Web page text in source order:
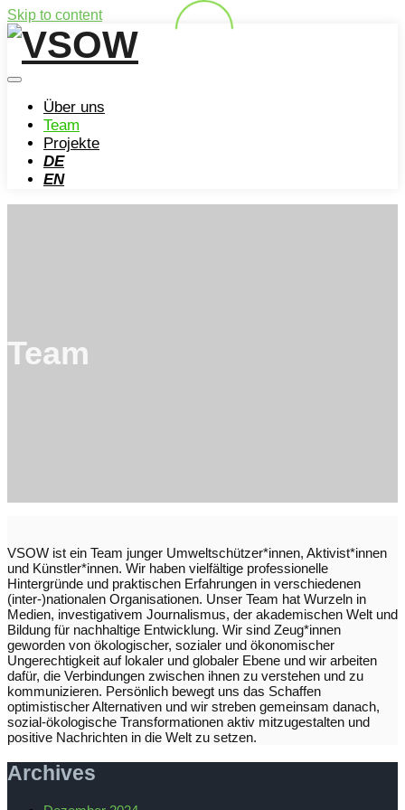
Skip to content
Über uns
Team
Projekte
DE
EN
Team
VSOW ist ein Team junger Umweltschützer*innen, Aktivist*innen
und Künstler*innen. Wir haben vielfältige professionelle
Hintergründe und praktischen Erfahrungen in verschiedenen
(inter-)nationalen Organisationen. Unser Team hat Wurzeln in
Medien, investigativem Journalismus, der akademischen Welt und
Bildung für nachhaltige Entwicklung. Wir sind Zeug*innen
geworden von ökologischer, sozialer und ökonomischer
Ungerechtigkeit auf lokaler und globaler Ebene und wir arbeiten
dafür, die Verbindungen zwischen ihnen zu verstehen und zu
kommunizieren. Persönlich bewegt uns das Schaffen
optimistischer Alternativen und wir streben gemeinsam danach,
sozial-ökologische Transformationen aktiv mitzugestalten und
positive Nachrichten in die Welt zu setzen.
Archives